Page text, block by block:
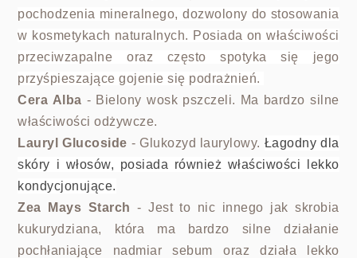
pochodzenia mineralnego, dozwolony do stosowania
w kosmetykach naturalnych. Posiada on właściwości
przeciwzapalne oraz często spotyka się jego
przyśpieszające gojenie się podrażnień.
Cera Alba - Bielony wosk pszczeli. Ma bardzo silne
właściwości odżywcze.
Lauryl Glucoside - Glukozyd laurylowy. Łagodny dla
skóry i włosów, posiada również właściwości lekko
kondycjonujące.
Zea Mays Starch - Jest to nic innego jak skrobia
kukurydziana, która ma bardzo silne działanie
pochłaniające nadmiar sebum oraz działa lekko